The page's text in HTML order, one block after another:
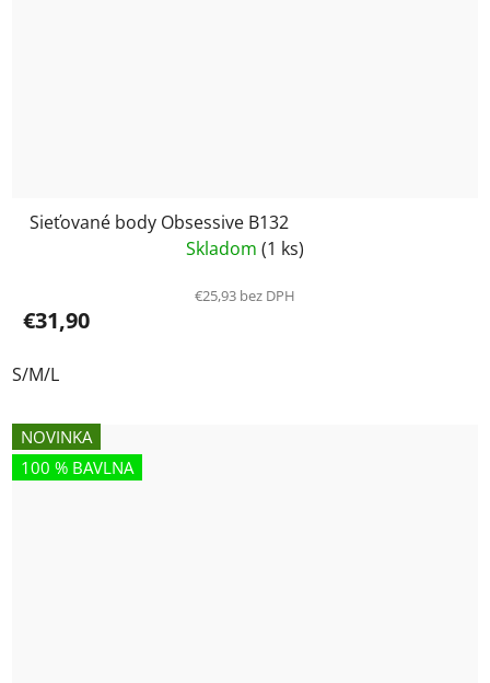
Sieťované body Obsessive B132
Skladom (1 ks)
€25,93 bez DPH
€31,90
S/M/L
NOVINKA
100 % BAVLNA